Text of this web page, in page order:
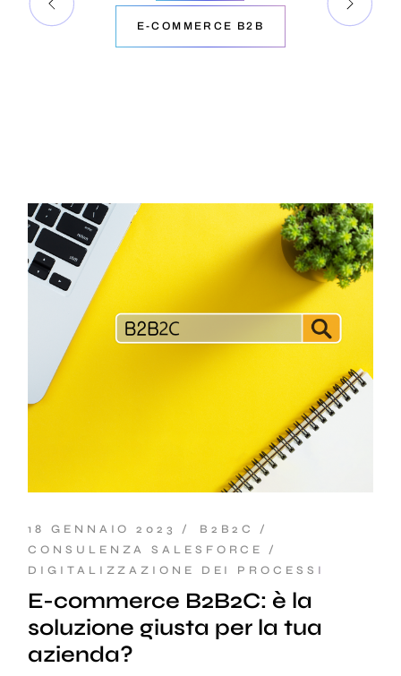
E-COMMERCE B2B
18 GENNAIO 2023
B2B2C
CONSULENZA SALESFORCE
DIGITALIZZAZIONE DEI PROCESSI
E-commerce B2B2C: è la
soluzione giusta per la tua
azienda?